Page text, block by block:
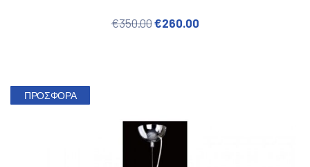
€350.00Original price was: €350.00.
€260.00Η τρέχουσα τιμή
ΠΡΟΣΦΟΡΆ